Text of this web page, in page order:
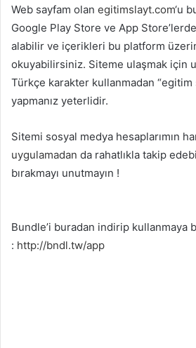
Web sayfam olan egitimslayt.com‘u
Google Play Store ve App
alabilir ve içerikleri bu platform
okuyabilirsiniz. Siteme ulaşmak için
Türkçe karakter kullanmadan “egitim
yapmanız yeterlidir.
Sitemi sosyal medya hesaplarımın
uygulamadan da rahatlıkla takip
bırakmayı unutmayın !
Bundle’i buradan indirip kullanmaya
: http://bndl.tw/app